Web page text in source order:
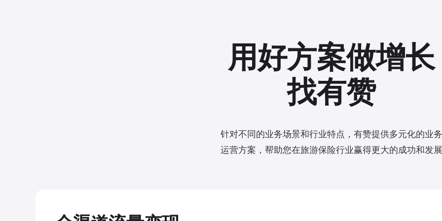
用好方案做增长
找有赞
针对不同的业务场景和行业特点，有赞提供多元化的业务
运营方案，帮助您在旅游保险行业赢得更大的成功和发展